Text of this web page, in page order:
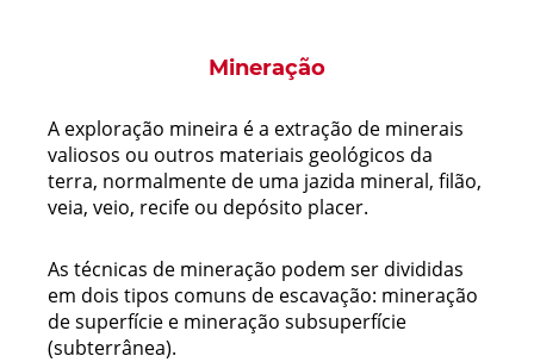
Mineração
A exploração mineira é a extração de minerais
valiosos ou outros materiais geológicos da
terra, normalmente de uma jazida mineral, filão,
veia, veio, recife ou depósito placer.
As técnicas de mineração podem ser divididas
em dois tipos comuns de escavação: mineração
de superfície e mineração subsuperfície
(subterrânea).